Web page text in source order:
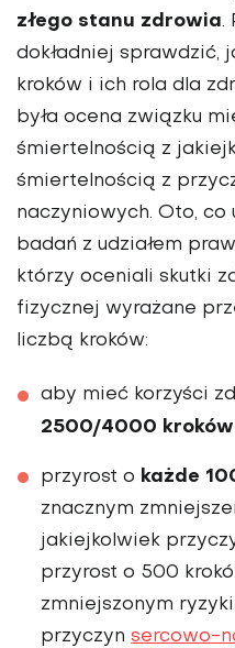
złego stanu zdrowia.
dokładniej sprawdzić,
kroków i ich rola dla
była ocena związku
śmiertelnością z
śmiertelnością z
naczyniowych. Oto, co
badań z udziałem
którzy oceniali skutki
fizycznej wyrażane
liczbą kroków:
aby mieć korzyści
2500/4000 kroków
przyrost o każde
znacznym
jakiejkolwiek
przyrost o 500
zmniejszonym
przyczyn sercowo-